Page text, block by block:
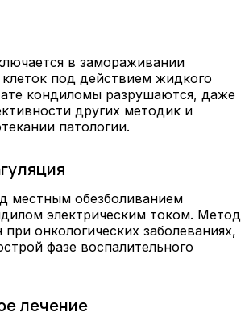
в замораживании
клеток под действием жидкого
кондиломы разрушаются, даже
других методик и
патологии.
местным обезболиванием
электрическим током. Метод
онкологических заболеваниях,
фазе воспалительного
лечение